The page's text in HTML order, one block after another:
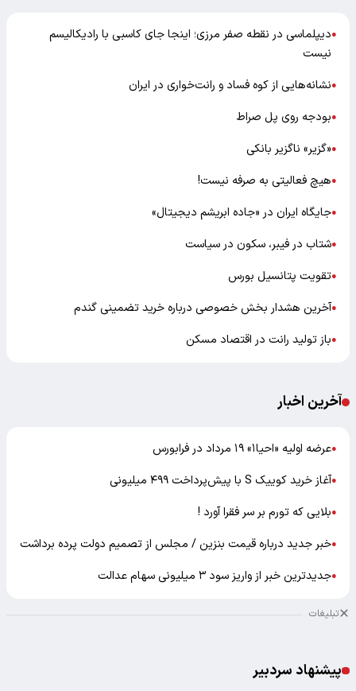
●دیپلماسی در نقطه صفر مرزی؛ اینجا جای کاسبی با رادیکالیسم
نیست
●نشانه‌هایی از کوه فساد و رانت‌خواری در ایران
●بودجه روی پل صراط
●«گزیر» ناگزیر بانکی
●هیچ فعالیتی به صرفه نیست!
●جایگاه ایران در «جاده ابریشم دیجیتال»
●شتاب در فیبر، سکون در سیاست
●تقویت پتانسیل بورس
●آخرین هشدار بخش خصوصی درباره خرید تضمینی گندم
●باز تولید رانت در اقتصاد مسکن
آخرین اخبار
●عرضه اولیه «احیا۱» ۱۹ مرداد در فرابورس
●آغاز خرید کوییک S با پیش‌پرداخت ۴۹۹ میلیونی
●بلایی که تورم بر سر فقرا آورد !
●خبر جدید درباره قیمت بنزین / مجلس از تصمیم دولت پرده برداشت
●جدیدترین خبر از واریز سود ۳ میلیونی سهام عدالت
تبلیغات
پیشنهاد سردبیر